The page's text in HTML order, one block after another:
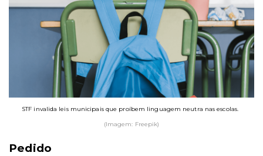
STF invalida leis municipais que proíbem linguagem neutra nas escolas.
(Imagem: Freepik)
Pedido